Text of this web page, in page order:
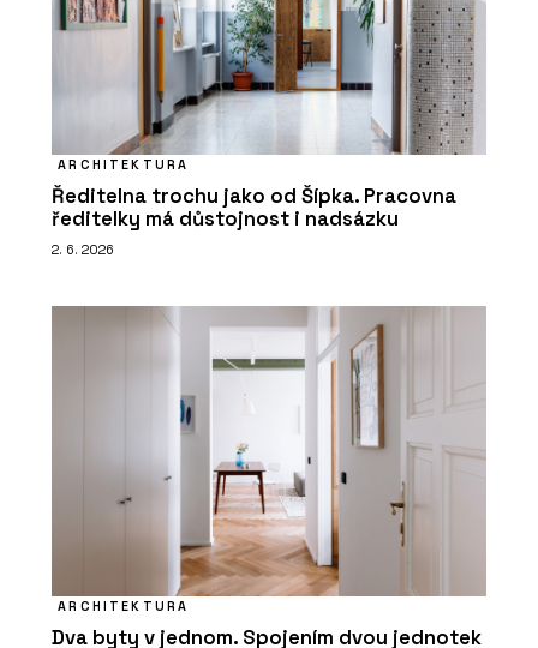
ARCHITEKTURA
Ředitelna trochu jako od Šípka. Pracovna
ředitelky má důstojnost i nadsázku
2. 6. 2026
ARCHITEKTURA
Dva byty v jednom. Spojením dvou jednotek